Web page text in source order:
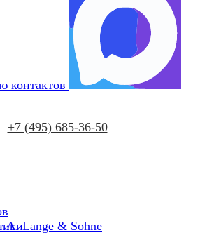
контактов
+7 (495) 685‑36‑50
A. Lange & Sohne